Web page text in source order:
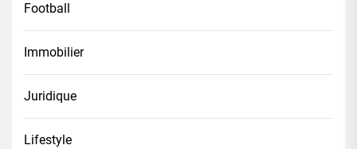
Football
Immobilier
Juridique
Lifestyle